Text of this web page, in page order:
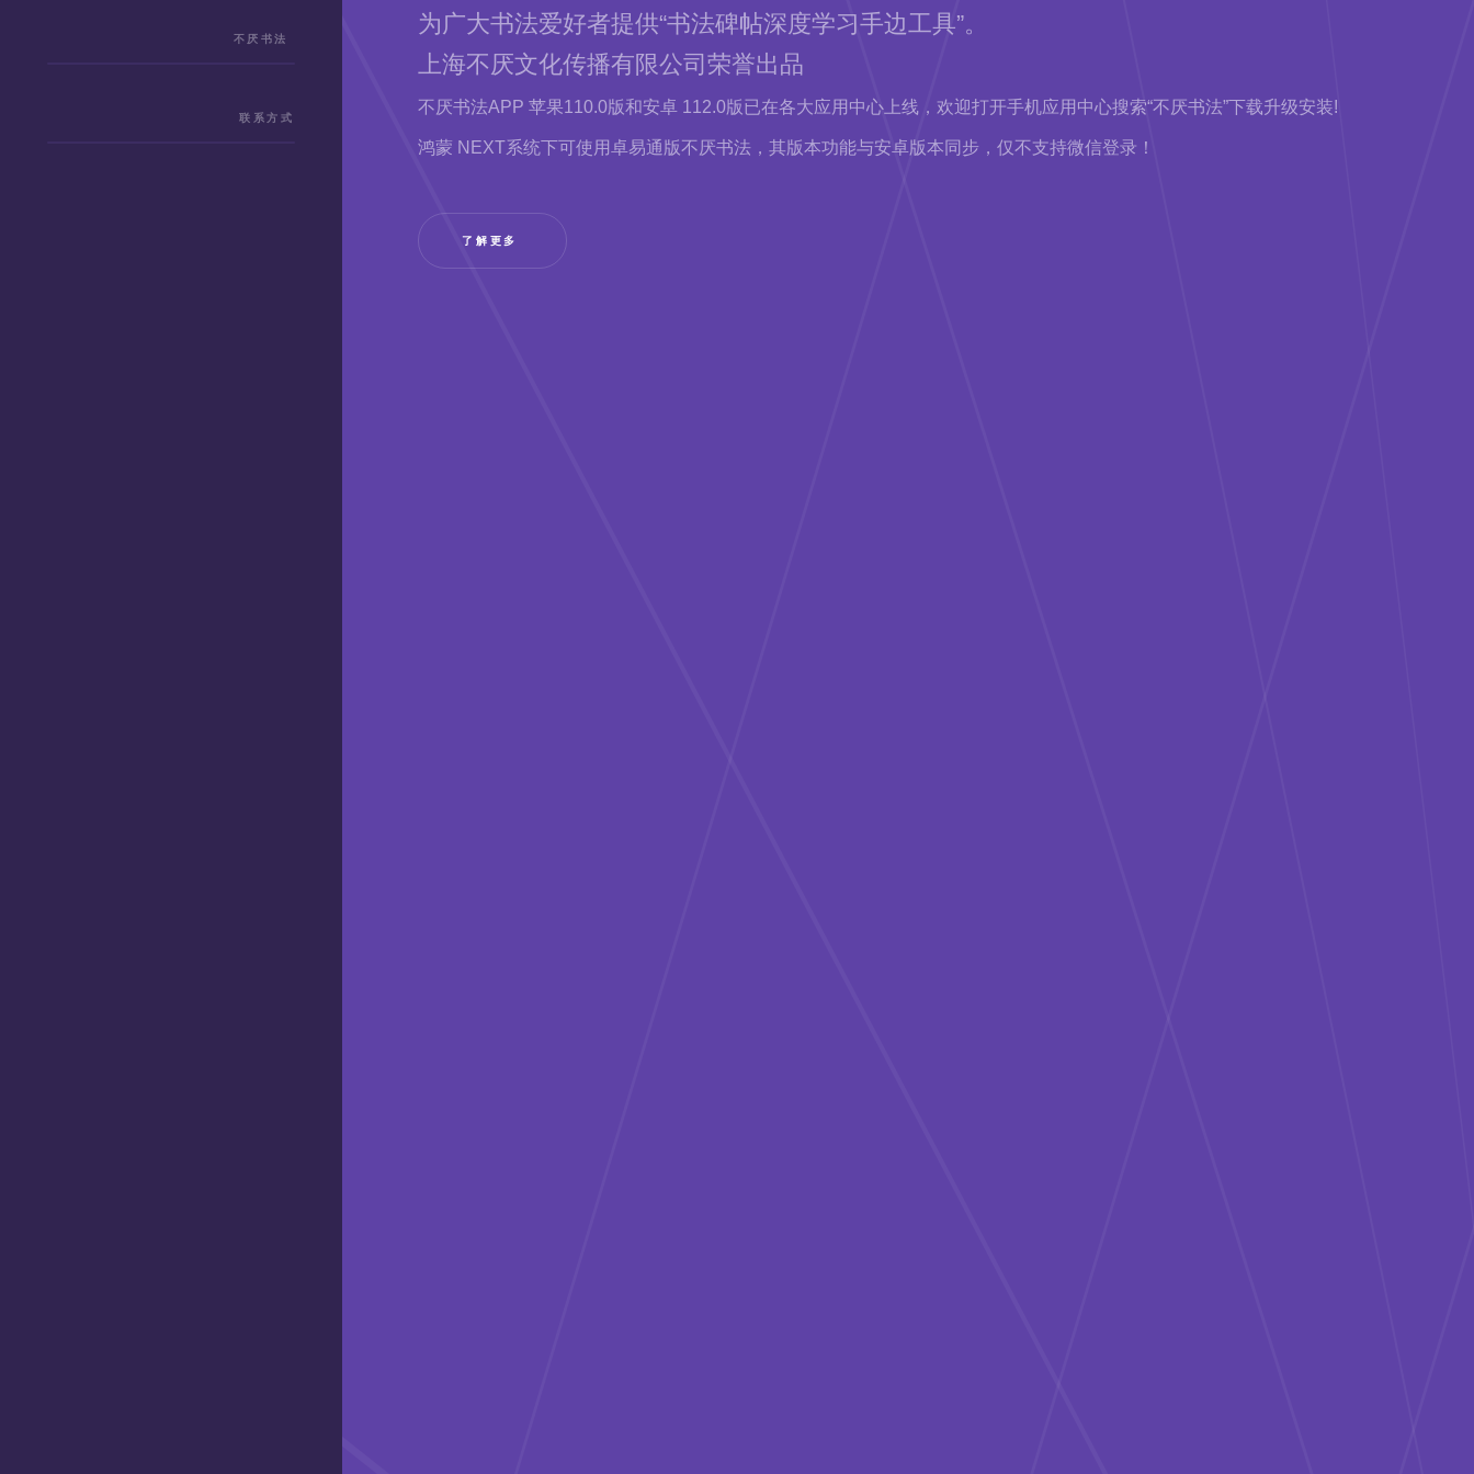
不厌书法
联系方式
为广大书法爱好者提供“书法碑帖深度学习手边工具”。
上海不厌文化传播有限公司荣誉出品
不厌书法APP 苹果110.0版和安卓 112.0版已在各大应用中心上线，欢迎打开手机应用中心搜索“不厌书法”下载升级安装!
鸿蒙 NEXT系统下可使用卓易通版不厌书法，其版本功能与安卓版本同步，仅不支持微信登录！
了解更多